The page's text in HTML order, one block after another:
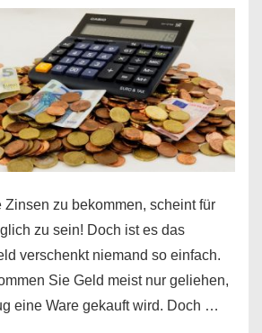
Zinsen zu bekommen, scheint für
zu sein! Doch ist es das
verschenkt niemand so einfach.
Sie Geld meist nur geliehen,
eine Ware gekauft wird. Doch …